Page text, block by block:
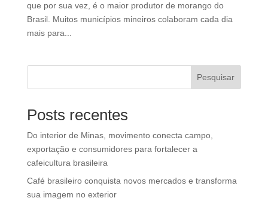
que por sua vez, é o maior produtor de morango do
Brasil. Muitos municípios mineiros colaboram cada dia
mais para...
Pesquisar
Posts recentes
Do interior de Minas, movimento conecta campo,
exportação e consumidores para fortalecer a
cafeicultura brasileira
Café brasileiro conquista novos mercados e transforma
sua imagem no exterior